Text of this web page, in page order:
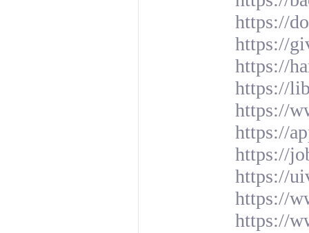
https://
https://
https://
https://
https://
https://
https://
https://
https://
https://